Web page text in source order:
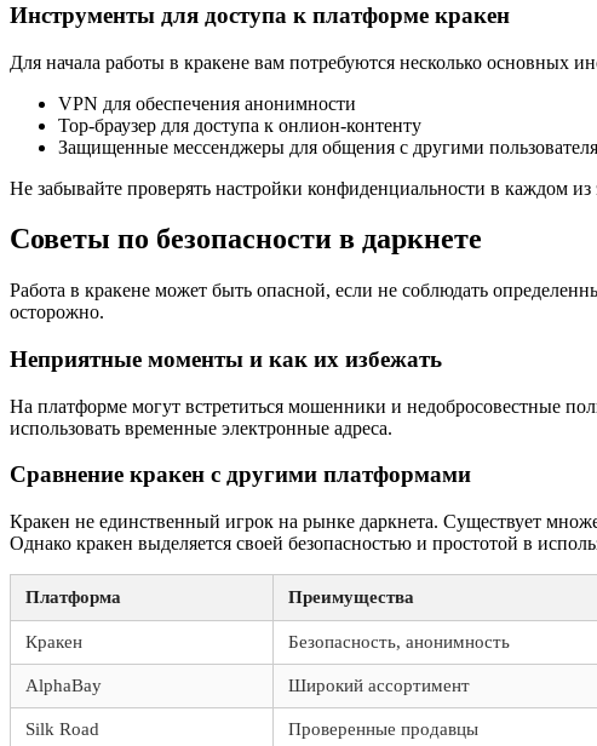
Инструменты для доступа к платформе кракен
Для начала работы в кракене вам потребуются несколько основных
VPN для обеспечения анонимности
Тор-браузер для доступа к онлион-контенту
Защищенные мессенджеры для общения с другими
Не забывайте проверять настройки конфиденциальности в каждом
Советы по безопасности в даркнете
Работа в кракене может быть опасной, если не соблюдать
осторожно.
Неприятные моменты и как их избежать
На платформе могут встретиться мошенники и недобросовестные
использовать временные электронные адреса.
Сравнение кракен с другими платформами
Кракен не единственный игрок на рынке даркнета. Существует
Однако кракен выделяется своей безопасностью и простотой в
Платформа Преимущества
Кракен Безопасность, анонимность
AlphaBay Широкий ассортимент
Silk Road Проверенные продавцы